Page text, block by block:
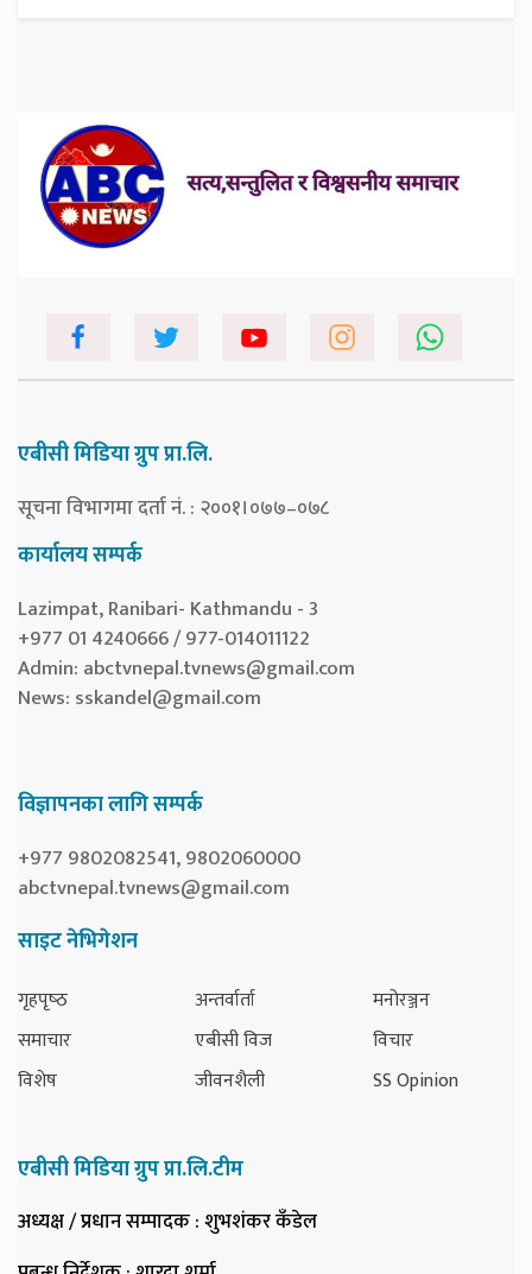
एबीसी मिडिया ग्रुप प्रा.लि.
सूचना विभागमा दर्ता नं. : २००१।०७७–०७८
कार्यालय सम्पर्क
Lazimpat, Ranibari- Kathmandu - 3
+977 01 4240666 / 977-014011122
Admin: abctvnepal.tvnews@gmail.com
News: sskandel@gmail.com
विज्ञापनका लागि सम्पर्क
+977 9802082541, 9802060000
abctvnepal.tvnews@gmail.com
साइट नेभिगेशन
गृहपृष्‍ठ
समाचार
विशेष
अन्तर्वार्ता
एबीसी विज
जीवनशैली
मनोरञ्जन
विचार
SS Opinion
एबीसी मिडिया ग्रुप प्रा.लि.टीम
अध्यक्ष / प्रधान सम्पादक: शुभशंकर कँडेल